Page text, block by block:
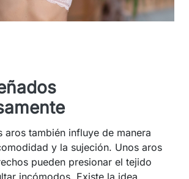
aros también influye de manera
y la sujeción. Unos aros
pueden presionar el tejido